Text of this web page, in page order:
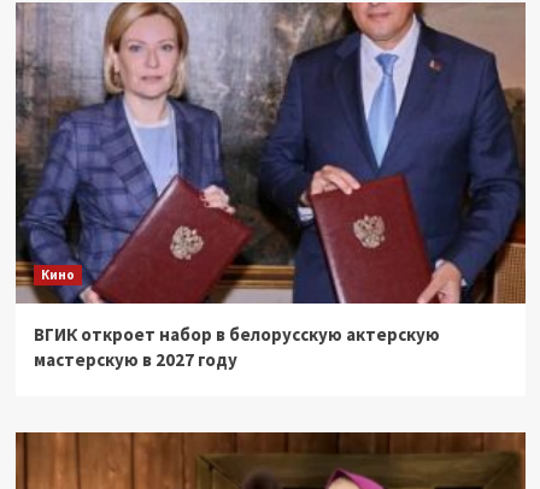
Кино
ВГИК откроет набор в белорусскую актерскую
мастерскую в 2027 году